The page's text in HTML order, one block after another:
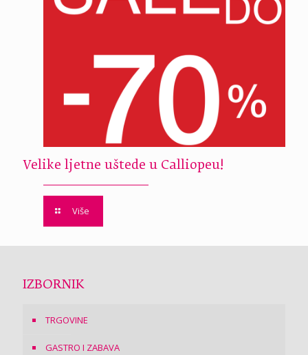
Velike ljetne uštede u Calliopeu!
Više
IZBORNIK
TRGOVINE
GASTRO I ZABAVA